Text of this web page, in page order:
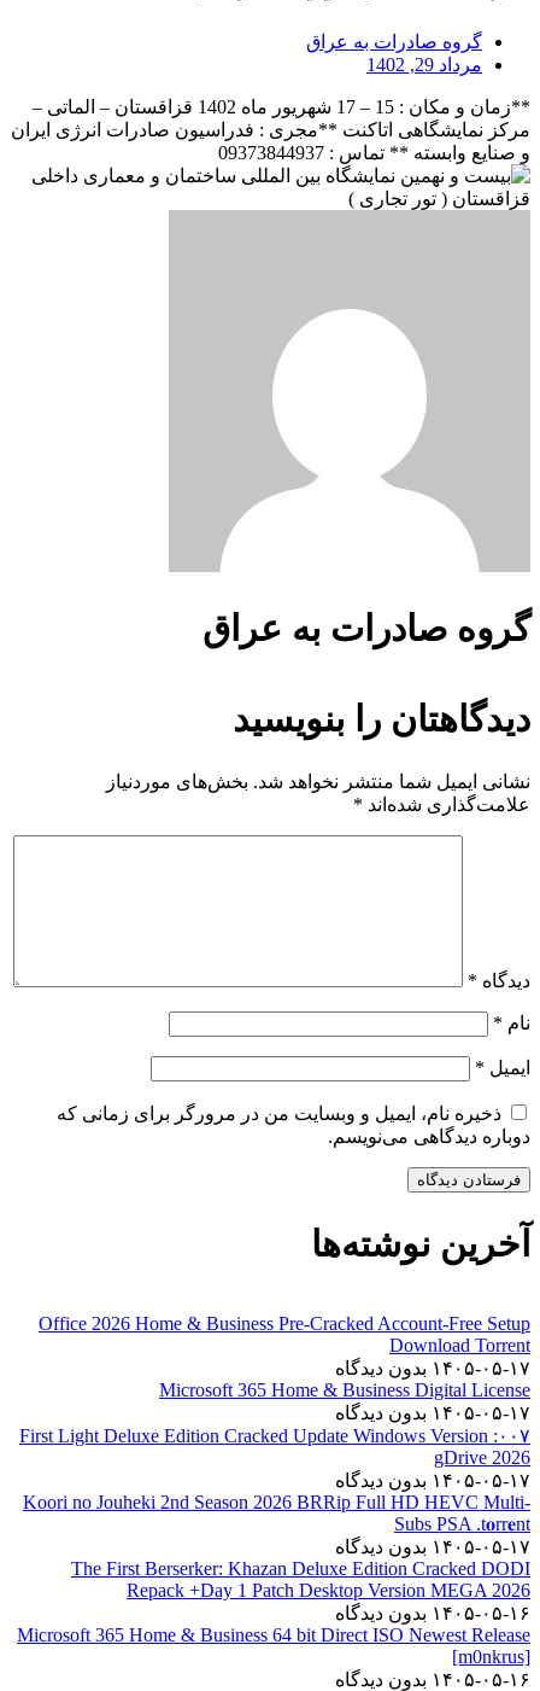
گروه صادرات به عراق
مرداد 29, 1402
**زمان و مکان : 15 – 17 شهریور ماه 1402 قزاقستان – الماتی –
مرکز نمایشگاهی اتاکنت **مجری : فدراسیون صادرات انرژی ایران
و صنایع وابسته ** تماس : 09373844937
گروه صادرات به عراق
دیدگاهتان را بنویسید
نشانی ایمیل شما منتشر نخواهد شد. بخش‌های موردنیاز
علامت‌گذاری شده‌اند *
دیدگاه *
نام *
ایمیل *
ذخیره نام، ایمیل و وبسایت من در مرورگر برای زمانی که
دوباره دیدگاهی می‌نویسم.
آخرین نوشته‌ها
Office 2026 Home & Business Pre-Cracked Account-Free Setup
Dоwnlоad Torrent
۱۴۰۵-۰۵-۱۷ بدون دیدگاه
Microsoft 365 Home & Business Digital License
۱۴۰۵-۰۵-۱۷ بدون دیدگاه
۰۰۷: First Light Deluxe Edition Cracked Update Windows Version
gDrive 2026
۱۴۰۵-۰۵-۱۷ بدون دیدگاه
Koori no Jouheki 2nd Season 2026 BRRip Full HD HEVC Multi-
Subs PSA .t𝐨rr𝐞nt
۱۴۰۵-۰۵-۱۷ بدون دیدگاه
The First Berserker: Khazan Deluxe Edition Cracked DODI
Repack +Day 1 Patch Desktop Version MEGA 2026
۱۴۰۵-۰۵-۱۶ بدون دیدگاه
Microsoft 365 Home & Business 64 bit Direct ISO Newest Release
[m0nkrus]
۱۴۰۵-۰۵-۱۶ بدون دیدگاه